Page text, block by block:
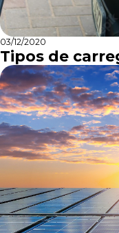
03/12/2020
Tipos de